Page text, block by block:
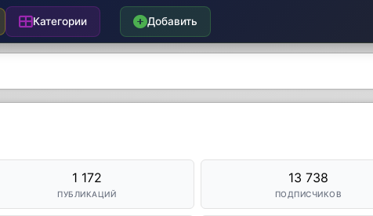
Категории Добавить
1 172
ПУБЛИКАЦИЙ
13 738
ПОДПИСЧИКОВ